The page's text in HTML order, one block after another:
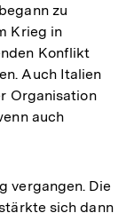
zu
Krieg in
Konflikt
Auch Italien
Organisation
auch
vergangen. Die
sich dann